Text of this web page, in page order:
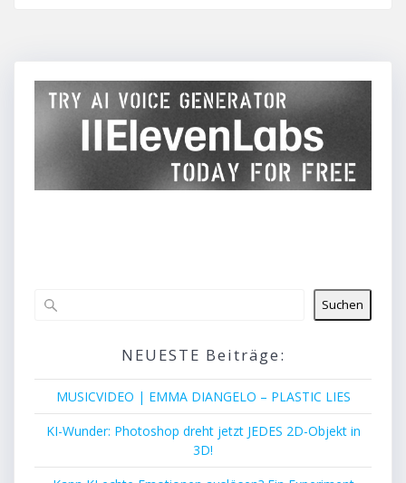
Suchen
NEUESTE Beiträge:
MUSICVIDEO | EMMA DIANGELO – PLASTIC LIES
KI-Wunder: Photoshop dreht jetzt JEDES 2D-Objekt in
3D!